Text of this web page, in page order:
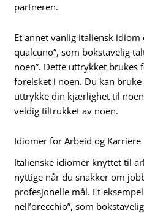
partneren.
Et annet vanlig italiensk idiom
qualcuno”, som bokstavelig
noen”. Dette uttrykket
forelsket i noen. Du kan
uttrykke din kjærlighet til
veldig tiltrukket av noen.
Idiomer for Arbeid og Karriere
Italienske idiomer knyttet til
nyttige når du snakker om
profesjonelle mål. Et
nell’orecchio”, som